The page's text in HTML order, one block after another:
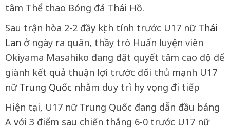
tâm Thể thao Bóng đá Thái Hồ.
Sau trận hòa 2-2 đầy kịch tính trước U17 nữ Thái
Lan ở ngày ra quân, thầy trò Huấn luyện viên
Okiyama Masahiko đang đặt quyết tâm cao độ để
giành kết quả thuận lợi trước đối thủ mạnh U17
nữ Trung Quốc nhằm duy trì hy vọng đi tiếp
Hiện tại, U17 nữ Trung Quốc đang dẫn đầu bảng
A với 3 điểm sau chiến thắng 6-0 trước U17 nữ